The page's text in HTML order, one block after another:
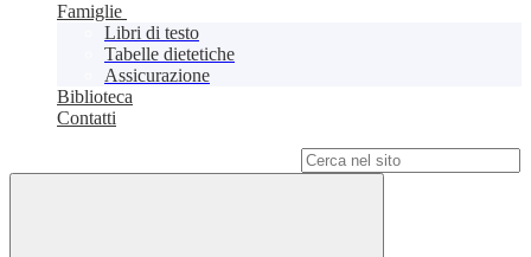
Famiglie
Libri di testo
Tabelle dietetiche
Assicurazione
Biblioteca
Contatti